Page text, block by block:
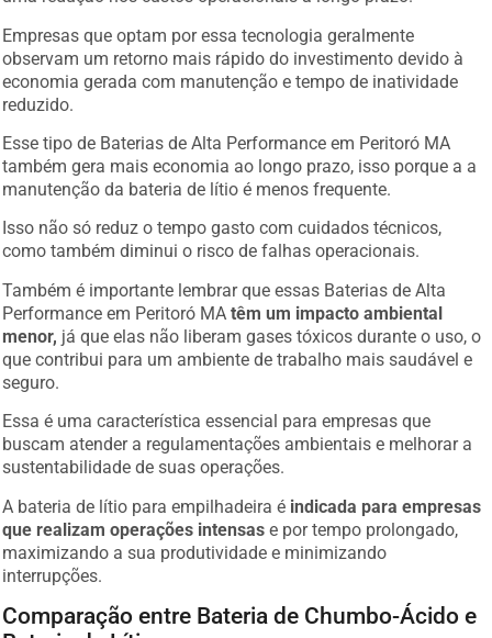
Empresas que optam por essa tecnologia geralmente
observam um retorno mais rápido do investimento devido à
economia gerada com manutenção e tempo de inatividade
reduzido.
Esse tipo de Baterias de Alta Performance em Peritoró MA
também gera mais economia ao longo prazo, isso porque a a
manutenção da bateria de lítio é menos frequente.
Isso não só reduz o tempo gasto com cuidados técnicos,
como também diminui o risco de falhas operacionais.
Também é importante lembrar que essas Baterias de Alta
Performance em Peritoró MA têm um impacto ambiental
já que elas não liberam gases tóxicos durante o uso, o
que contribui para um ambiente de trabalho mais saudável e
seguro.
Essa é uma característica essencial para empresas que
buscam atender a regulamentações ambientais e melhorar a
sustentabilidade de suas operações.
A bateria de lítio para empilhadeira é indicada para empresas
que realizam operações intensas
e por tempo prolongado,
maximizando a sua produtividade e minimizando
interrupções.
Comparação entre Bateria de Chumbo-Ácido e